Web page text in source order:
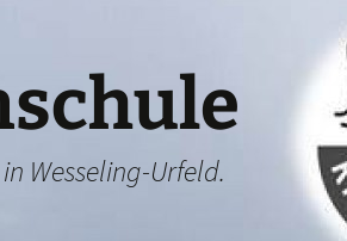
Wesseling-Urfeld.